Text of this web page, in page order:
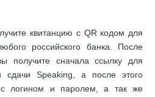
квитанцию с QR кодом для
российского банка. После
получите сначала ссылку для
Speaking, а после этого
логином и паролем, а так же